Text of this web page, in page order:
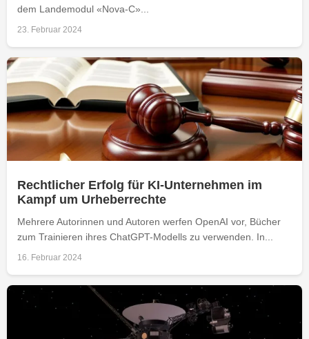
dem Landemodul «Nova-C»...
23. Februar 2024
Rechtlicher Erfolg für KI-Unternehmen im
Kampf um Urheberrechte
Mehrere Autorinnen und Autoren werfen OpenAI vor, Bücher
zum Trainieren ihres ChatGPT-Modells zu verwenden. In...
16. Februar 2024